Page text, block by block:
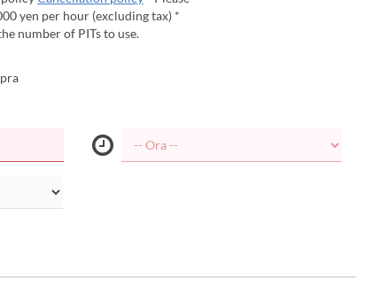
yen per hour (excluding tax) *
number of PITs to use.